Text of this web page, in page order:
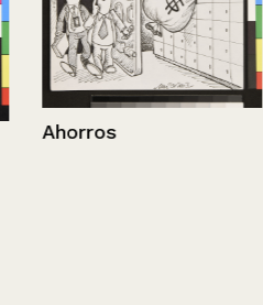
Ahorros